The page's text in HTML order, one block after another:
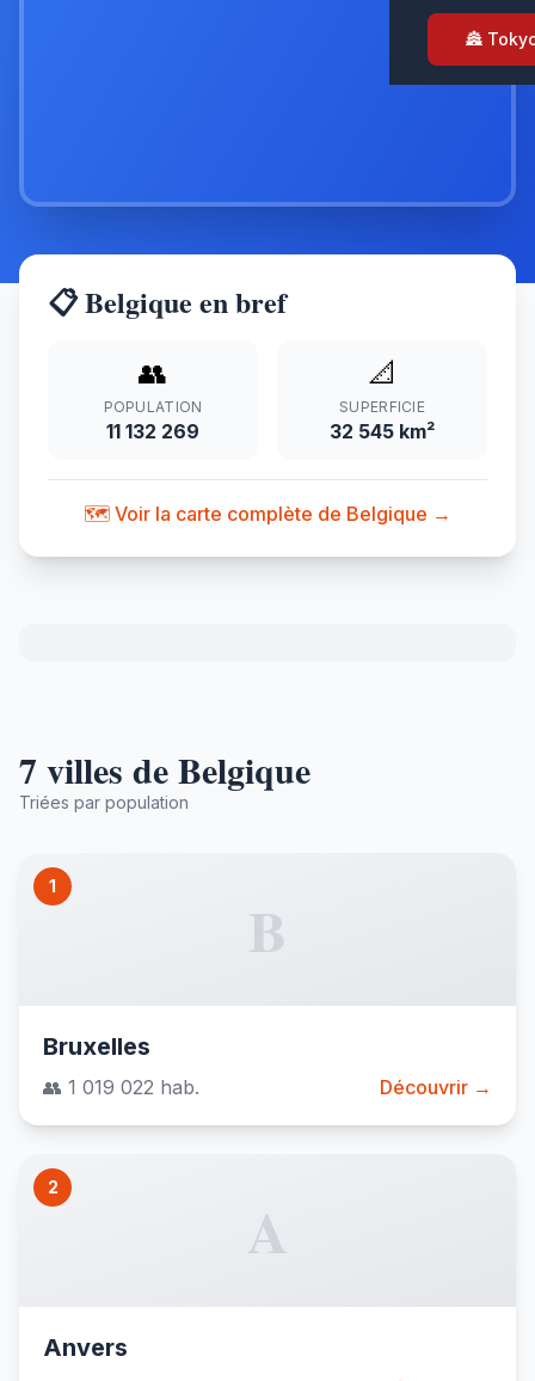
🏯
📋 Belgique en bref
👥
POPULATION
11 132 269
📐
SUPERFICIE
32 545 km²
🗺️ Voir la carte complète de Belgique →
7 villes de Belgique
Triées par population
1
B
Bruxelles
👥 1 019 022 hab. Découvrir →
2
A
Anvers